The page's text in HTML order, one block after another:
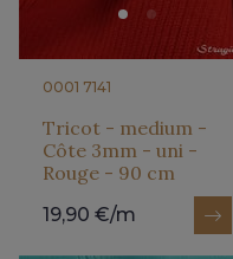
0001 7141
Tricot - medium -
Côte 3mm - uni -
Rouge - 90 cm
19,90 €/m